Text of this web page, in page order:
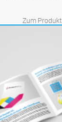
Zum Produkt